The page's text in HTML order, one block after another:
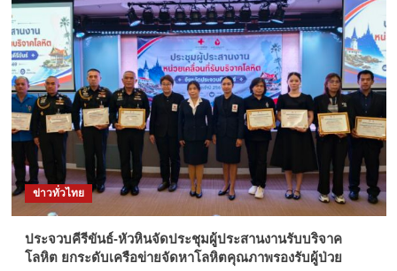
ข่าวทั่วไทย
ประจวบคีรีขันธ์-หัวหินจัดประชุมผู้ประสานงานรับบริจาค
โลหิต ยกระดับเครือข่ายจัดหาโลหิตคุณภาพรองรับผู้ป่วย